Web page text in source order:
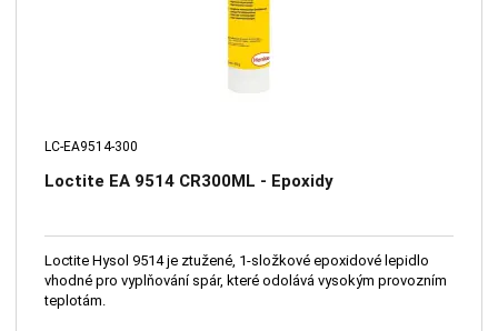
LC-EA9514-300
Loctite EA 9514 CR300ML - Epoxidy
Loctite Hysol 9514 je ztužené, 1-složkové epoxidové lepidlo
vhodné pro vyplňování spár, které odolává vysokým provozním
teplotám.